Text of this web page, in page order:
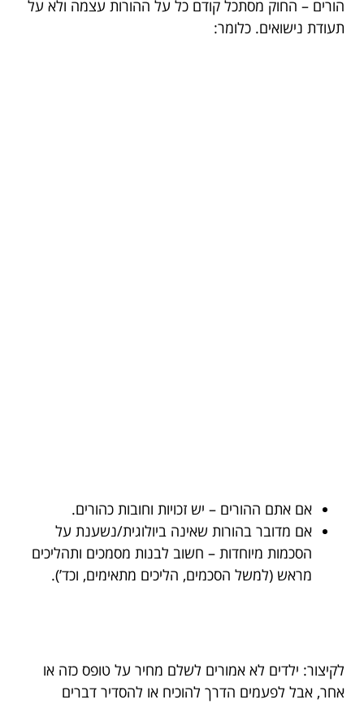
הורים – החוק מסתכל קודם כל על ההורות עצמה ולא על
תעודת נישואים. כלומר:
אם אתם ההורים – יש זכויות וחובות כהורים.
אם מדובר בהורות שאינה ביולוגית/נשענת על
הסכמות מיוחדות – חשוב לבנות מסמכים ותהליכים
מראש (למשל הסכמים, הליכים מתאימים, וכד’).
לקיצור: ילדים לא אמורים לשלם מחיר על טופס כזה או
אחר, אבל לפעמים הדרך להוכיח או להסדיר דברים